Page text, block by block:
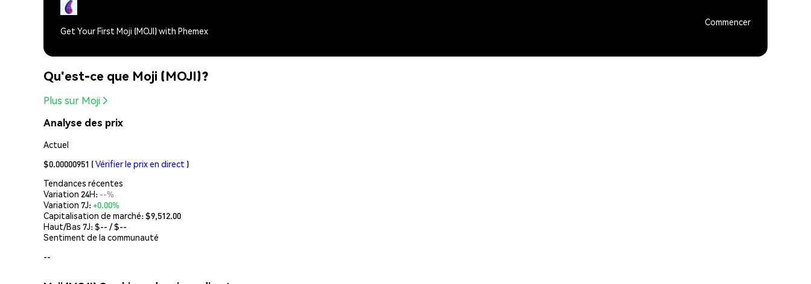
Get Your First Moji (MOJI) with Phemex
Commencer
Qu'est-ce que Moji (MOJI)?
Plus sur Moji
Analyse des prix
Actuel
$0.00000951 (Vérifier le prix en direct )
Tendances récentes
Variation 24H: --%
Variation 7J:+0.00%
Capitalisation de marché:$9,512.00
Haut/Bas 7J: $-- / $--
Sentiment de la communauté
--